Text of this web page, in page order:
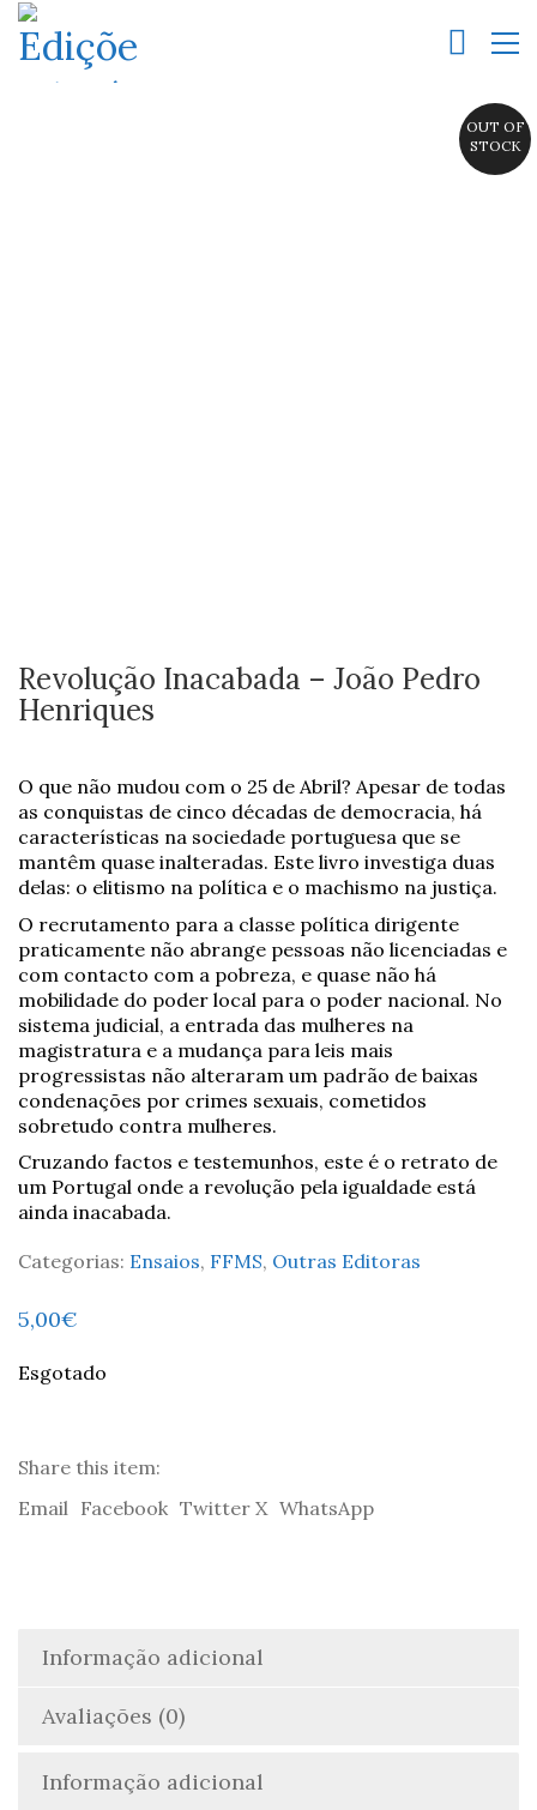
OUT OF
STOCK
Revolução Inacabada – João Pedro
Henriques
O que não mudou com o 25 de Abril? Apesar de todas
as conquistas de cinco décadas de democracia, há
características na sociedade portuguesa que se
mantêm quase inalteradas. Este livro investiga duas
delas: o elitismo na política e o machismo na justiça.
O recrutamento para a classe política dirigente
praticamente não abrange pessoas não licenciadas e
com contacto com a pobreza, e quase não há
mobilidade do poder local para o poder nacional. No
sistema judicial, a entrada das mulheres na
magistratura e a mudança para leis mais
progressistas não alteraram um padrão de baixas
condenações por crimes sexuais, cometidos
sobretudo contra mulheres.
Cruzando factos e testemunhos, este é o retrato de
um Portugal onde a revolução pela igualdade está
ainda inacabada.
Categorias: Ensaios, FFMS, Outras Editoras
5,00€
Esgotado
Share this item:
Email Facebook Twitter X WhatsApp
Informação adicional
Avaliações (0)
Informação adicional